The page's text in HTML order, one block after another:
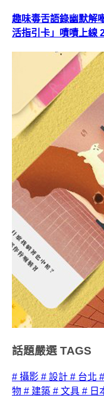
趣味毒舌語錄幽默解
活指引卡」嘖嘖上線
話題嚴選 TAGS
# 攝影 # 設計 # 台北
物 # 建築 # 文具 # 日